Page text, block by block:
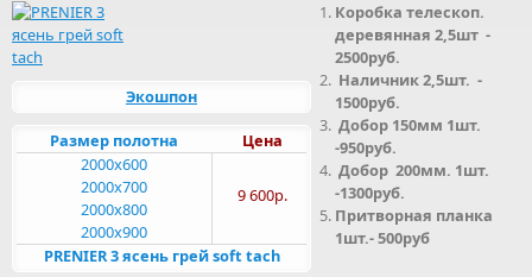
Экошпон
Цена
Размер полотна
9 600р.
2000x600
2000x700
2000x800
2000x900
PRENIER 3 ясень грей soft tach
Коробка телескоп.
деревянная 2,5шт -
2500руб.
Наличник 2,5шт. -
1500руб.
Добор 150мм 1шт.
-950руб.
Добор 200мм. 1шт.
-1300руб.
Притворная планка
1шт.- 500руб